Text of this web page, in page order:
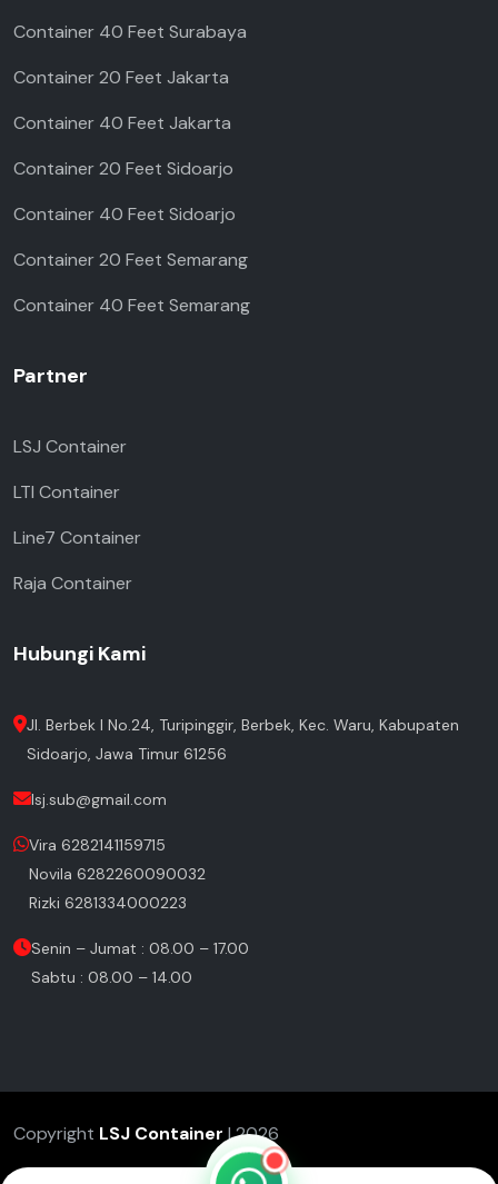
Container 40 Feet Surabaya
Container 20 Feet Jakarta
Container 40 Feet Jakarta
Container 20 Feet Sidoarjo
Container 40 Feet Sidoarjo
Container 20 Feet Semarang
Container 40 Feet Semarang
Partner
LSJ Container
LTI Container
Line7 Container
Raja Container
Hubungi Kami
Jl. Berbek I No.24, Turipinggir, Berbek, Kec. Waru, Kabupaten
Sidoarjo, Jawa Timur 61256
lsj.sub@gmail.com
Vira 6282141159715
Novila 6282260090032
Rizki 6281334000223
Senin – Jumat : 08.00 – 17.00
Sabtu : 08.00 – 14.00
Copyright LSJ Container| 2026